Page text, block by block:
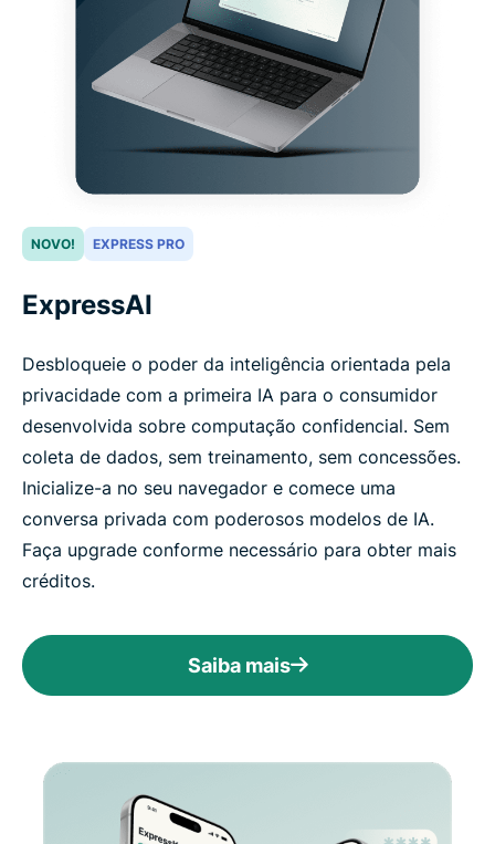
NOVO! EXPRESS PRO
ExpressAI
Desbloqueie o poder da inteligência orientada pela
privacidade com a primeira IA para o consumidor
desenvolvida sobre computação confidencial. Sem
coleta de dados, sem treinamento, sem concessões.
Inicialize-a no seu navegador e comece uma
conversa privada com poderosos modelos de IA.
Faça upgrade conforme necessário para obter mais
créditos.
Saiba mais